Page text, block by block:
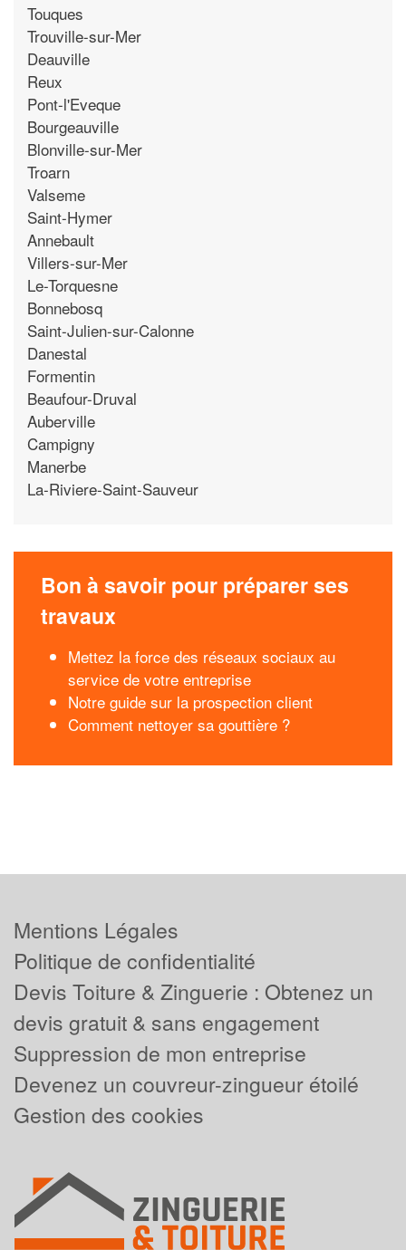
Touques
Trouville-sur-Mer
Deauville
Reux
Pont-l'Eveque
Bourgeauville
Blonville-sur-Mer
Troarn
Valseme
Saint-Hymer
Annebault
Villers-sur-Mer
Le-Torquesne
Bonnebosq
Saint-Julien-sur-Calonne
Danestal
Formentin
Beaufour-Druval
Auberville
Campigny
Manerbe
La-Riviere-Saint-Sauveur
Bon à savoir pour préparer ses
travaux
Mettez la force des réseaux sociaux au
service de votre entreprise
Notre guide sur la prospection client
Comment nettoyer sa gouttière ?
Mentions Légales
Politique de confidentialité
Devis Toiture & Zinguerie : Obtenez un
devis gratuit & sans engagement
Suppression de mon entreprise
Devenez un couvreur-zingueur étoilé
Gestion des cookies